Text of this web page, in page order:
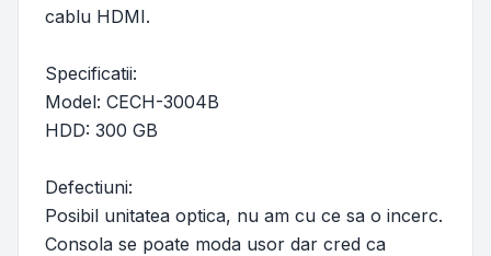
cablu HDMI.
Specificatii:
Model: CECH-3004B
HDD: 300 GB
Defectiuni:
Posibil unitatea optica, nu am cu ce sa o incerc.
Consola se poate moda usor dar cred ca